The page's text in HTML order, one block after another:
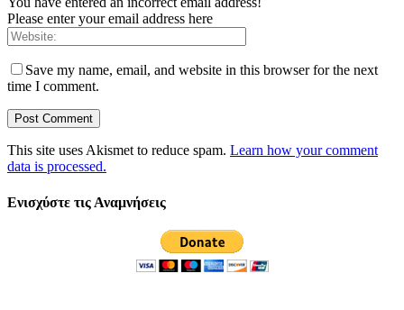
Please enter your email address here
Save my name, email, and website in this browser for the next
time I comment.
This site uses Akismet to reduce spam. Learn how your comment
data is processed.
Ενισχύστε τις Αναμνήσεις